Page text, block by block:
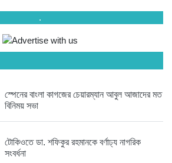
তরুণ উদ্ভাবক ও প্রযুক্তি উদ্যোক্তাদের...
৫ দিন আগে
মাদরাসাকে অবহেলা করা শুরু মুজিব...
৫ দিন আগে
বাংলাদেশে এসে মার্কিন দূতের ভারতের...
.
স্পেনের বাংলা কাগজের চেয়ারম্যান আবুল আজাদের মত
বিনিময় সভা
টোকিওতে ডা. শফিকুর রহমানকে বর্ণাঢ্য নাগরিক
সংবর্ধনা